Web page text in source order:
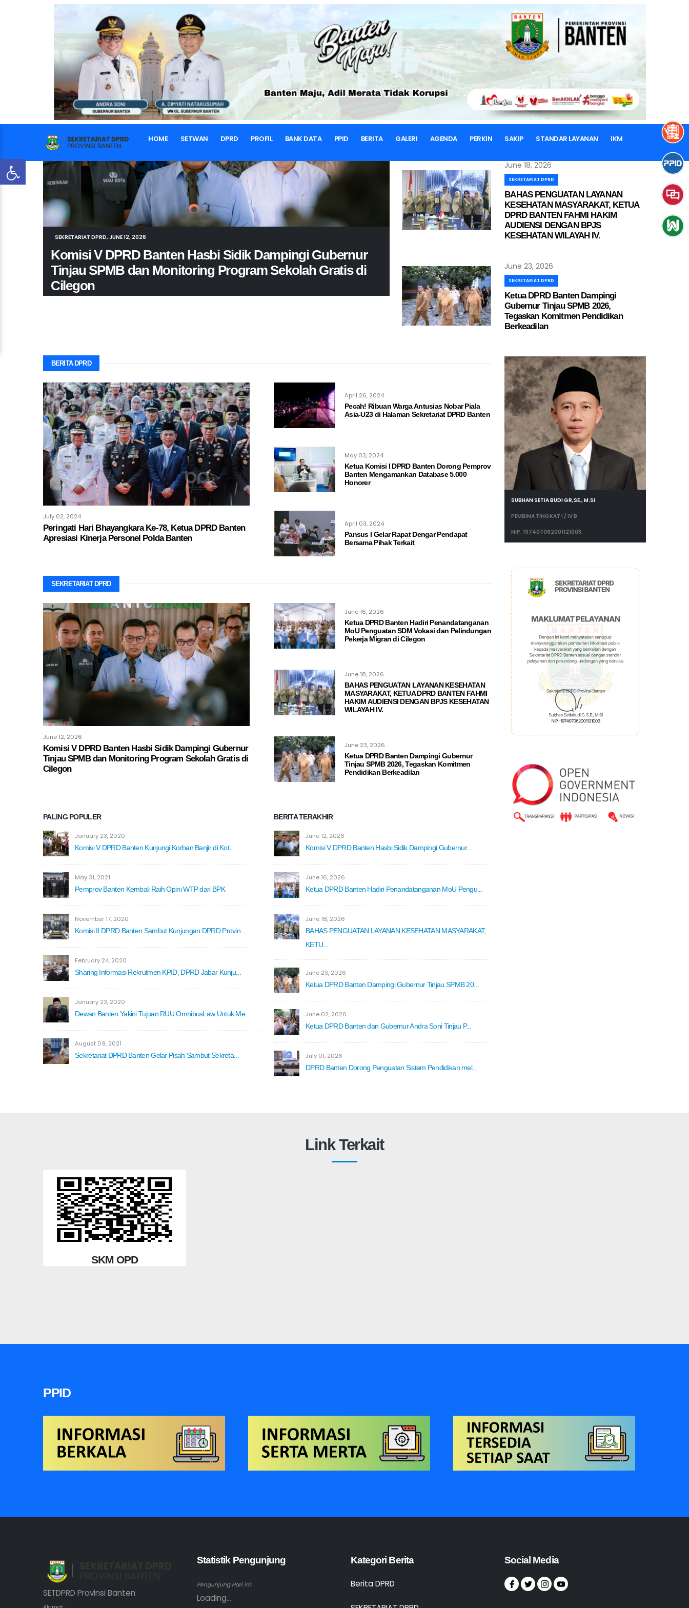
HOME SETWAN DPRD PROFIL BANK DATA PPID BERITA GALERI AGENDA PERKIN SAKIP STANDAR LAYANAN IKM
SEKRETARIAT DPRD, JUNE 12, 2026
Komisi V DPRD Banten Hasbi Sidik Dampingi Gubernur
Tinjau SPMB dan Monitoring Program Sekolah Gratis di
Cilegon
June 16, 2026
SEKRETARIAT DPRD
Ketua DPRD Banten Hadiri
Penandatanganan MoU Penguatan
SDM Vokasi dan Pelindungan Pekerja
Migran di Cilegon
June 18, 2026
SEKRETARIAT DPRD
BAHAS PENGUATAN LAYANAN
KESEHATAN MASYARAKAT, KETUA
DPRD BANTEN FAHMI HAKIM
AUDIENSI DENGAN BPJS
KESEHATAN WILAYAH IV.
June 23, 2026
SEKRETARIAT DPRD
Ketua DPRD Banten Dampingi
Gubernur Tinjau SPMB 2026,
Tegaskan Komitmen Pendidikan
Berkeadilan
BERITA DPRD
July 02, 2024
Peringati Hari Bhayangkara Ke-78, Ketua DPRD Banten
Apresiasi Kinerja Personel Polda Banten
April 26, 2024
Pecah! Ribuan Warga Antusias Nobar Piala
Asia-U23 di Halaman Sekretariat DPRD Banten
May 03, 2024
Ketua Komisi I DPRD Banten Dorong Pemprov
Banten Mengamankan Database 5.000
Honorer
April 03, 2024
Pansus I Gelar Rapat Dengar Pendapat
Bersama Pihak Terkait
SEKRETARIAT DPRD
June 12, 2026
Komisi V DPRD Banten Hasbi Sidik Dampingi Gubernur
Tinjau SPMB dan Monitoring Program Sekolah Gratis di
Cilegon
June 16, 2026
Ketua DPRD Banten Hadiri Penandatanganan
MoU Penguatan SDM Vokasi dan Pelindungan
Pekerja Migran di Cilegon
June 18, 2026
BAHAS PENGUATAN LAYANAN KESEHATAN
MASYARAKAT, KETUA DPRD BANTEN FAHMI
HAKIM AUDIENSI DENGAN BPJS KESEHATAN
WILAYAH IV.
June 23, 2026
Ketua DPRD Banten Dampingi Gubernur
Tinjau SPMB 2026, Tegaskan Komitmen
Pendidikan Berkeadilan
PALING POPULER
January 23, 2020
Komisi V DPRD Banten Kunjungi Korban Banjir di Kot...
May 31, 2021
Pemprov Banten Kembali Raih Opini WTP dari BPK
November 17, 2020
Komisi II DPRD Banten Sambut Kunjungan DPRD Provin...
February 24, 2020
Sharing Informasi Rekrutmen KPID, DPRD Jabar Kunju...
January 23, 2020
Dewan Banten Yakini Tujuan RUU OmnibusLaw Untuk Me...
August 09, 2021
Sekretariat DPRD Banten Gelar Pisah Sambut Sekreta...
BERITA TERAKHIR
June 12, 2026
Komisi V DPRD Banten Hasbi Sidik Dampingi Gubernur...
June 16, 2026
Ketua DPRD Banten Hadiri Penandatanganan MoU Pengu...
June 18, 2026
BAHAS PENGUATAN LAYANAN KESEHATAN MASYARAKAT,
KETU...
June 23, 2026
Ketua DPRD Banten Dampingi Gubernur Tinjau SPMB 20...
June 02, 2026
Ketua DPRD Banten dan Gubernur Andra Soni Tinjau P...
July 01, 2026
DPRD Banten Dorong Penguatan Sistem Pendidikan mel...
SUBHAN SETIA BUDI GR,SE., M.SI
PEMBINA TINGKAT I / IV B
NIP. 197407062001121003.
Link Terkait
SKM OPD
PPID
SETDPRD Provinsi Banten
Statistik Pengunjung
Pengunjung Hari ini:
Loading...
Kategori Berita
Berita DPRD
Social Media